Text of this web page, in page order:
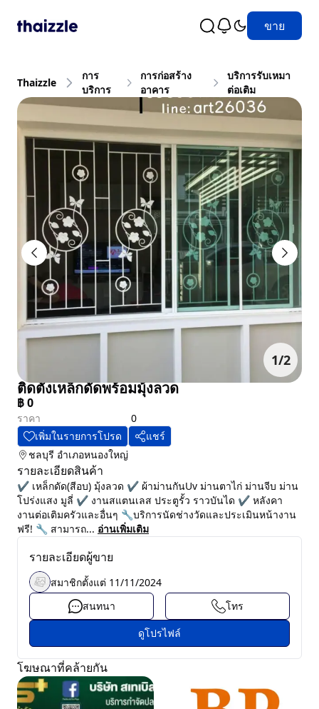
ขาย
Thaizzle
การ
บริการ
การก่อสร้าง
อาคาร
บริการรับเหมา
ต่อเติม
1/2
ติดตั้งเหล็กดัดพร้อมมุ้งลวด
฿0
ราคา
0
เพิ่มในรายการโปรด
แชร์
ชลบุรี อำเภอหนองใหญ่
รายละเอียดสินค้า
✔️ เหล็กดัด(สีอบ) มุ้งลวด ✔️ ผ้าม่านกันUv ม่านตาไก่ ม่านจีบ ม่าน
โปร่งแสง มูลี่ ✔️ งานสแตนเลส ประตูรั้ว ราวบันได ✔️ หลังคา
งานต่อเติมครัวและอื่นๆ 🔧บริการนัดช่างวัดและประเมินหน้างาน
ฟรี! 🔧 สามารถ... อ่านเพิ่มเติม
รายละเอียดผู้ขาย
สมาชิกตั้งแต่ 11/11/2024
สนทนา
โทร
ดูโปรไฟล์
โฆษณาที่คล้ายกัน